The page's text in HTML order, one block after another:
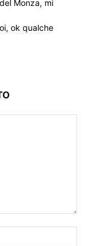
Monza, mi
ok qualche